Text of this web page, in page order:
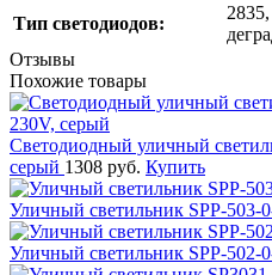
Тип светодиодов:
Отзывы
Похожие товары
Светодиодный уличный
серый 1308 руб. Купить
Уличный светильник SPP-503-
Уличный светильник SPP-502-